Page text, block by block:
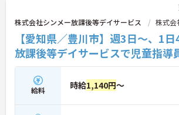
株式会社シンメー放課後等デイサービス 株式会
【愛知県／豊川市】週3日～、1
放課後等デイサービスで児童指導
給料 時給1,140円～